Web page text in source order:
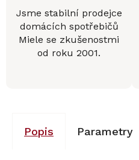
Jsme stabilní prodejce
domácích spotřebičů
Miele se zkušenostmi
od roku 2001.
Popis Parametry